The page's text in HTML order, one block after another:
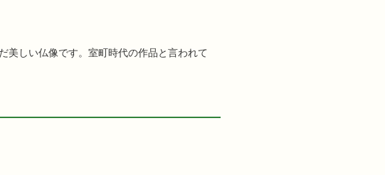
美しい仏像です。室町時代の作品と言われて